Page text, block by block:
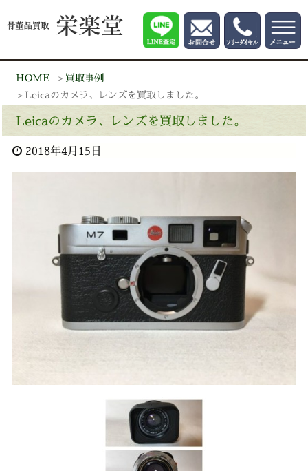
HOME
買取事例
Leicaのカメラ、レンズを買取しました。
Leicaのカメラ、レンズを買取しました。
2018年4月15日